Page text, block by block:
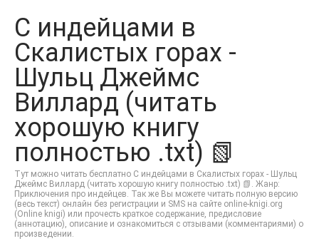
ЗАКЛАДКИ
С индейцами в
Скалистых горах -
Шульц Джеймс
Виллард (читать
хорошую книгу
полностью .txt) 📗
Тут можно читать бесплатно С индейцами в Скалистых горах - Шульц
Джеймс Виллард (читать хорошую книгу полностью .txt) 📗. Жанр:
Приключения про индейцев. Так же Вы можете читать полную версию
(весь текст) онлайн без регистрации и SMS на сайте online-knigi.org
(Online knigi) или прочесть краткое содержание, предисловие
(аннотацию), описание и ознакомиться с отзывами (комментариями) о
произведении.